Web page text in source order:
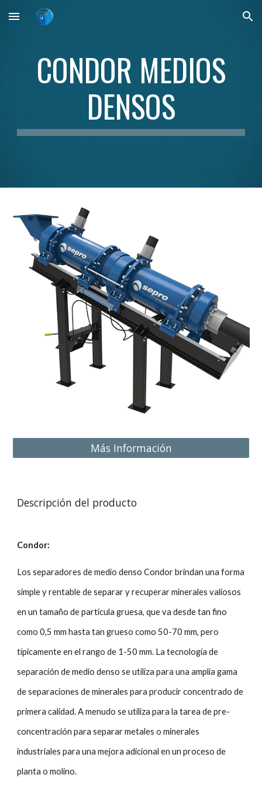
Skip to main content Skip to navigation
CONDOR MEDIOS
DENSOS
Más Información
Descripción del producto
Condor:
Los separadores de medio denso Condor brindan una forma
simple y rentable de separar y recuperar minerales valiosos
en un tamaño de partícula gruesa, que va desde tan fino
como 0,5 mm hasta tan grueso como 50-70 mm, pero
típicamente en el rango de 1-50 mm. La tecnología de
separación de medio denso se utiliza para una amplia gama
de separaciones de minerales para producir concentrado de
primera calidad. A menudo se utiliza para la tarea de pre-
concentración para separar metales o minerales
industriales para una mejora adicional en un proceso de
planta o molino.